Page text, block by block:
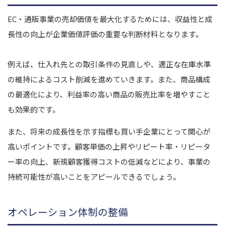
EC・通販事業の売却価値を最大化するためには、収益性と成
長性の向上が企業価値評価の重要な判断材料となります。
例えば、仕入れ先との取引条件の見直しや、適正な在庫水準
の維持によるコスト削減を進めていきます。また、商品構成
の最適化により、利益率の高い商品の販売比率を増やすこと
も効果的です。
また、将来の成長性を示す指標も買い手企業にとって関心が
高いポイントです。顧客単価の上昇やリピート率・リピータ
ー率の向上、新規顧客獲得コストの低減などにより、事業の
持続可能性が高いことをアピールできるでしょう。
オペレーション体制の整備